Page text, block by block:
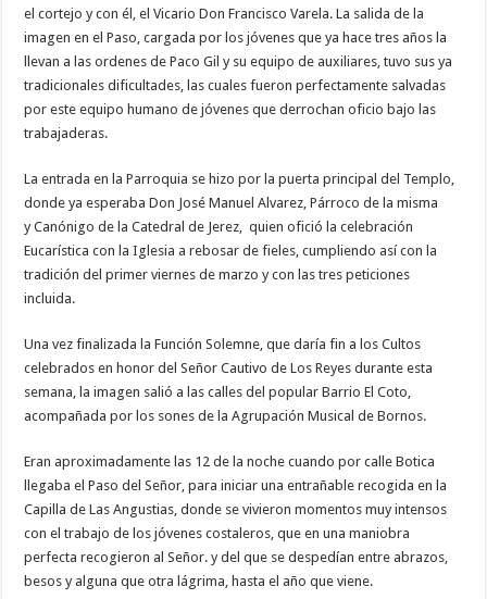
el cortejo y con él, el Vicario Don Francisco Varela. La salida de la
imagen en el Paso, cargada por los jóvenes que ya hace tres años la
llevan a las ordenes de Paco Gil y su equipo de auxiliares, tuvo sus ya
tradicionales dificultades, las cuales fueron perfectamente salvadas
por este equipo humano de jóvenes que derrochan oficio bajo las
trabajaderas.
La entrada en la Parroquia se hizo por la puerta principal del Templo,
donde ya esperaba Don José Manuel Alvarez, Párroco de la misma
y Canónigo de la Catedral de Jerez, quien ofició la celebración
Eucarística con la Iglesia a rebosar de fieles, cumpliendo así con la
tradición del primer viernes de marzo y con las tres peticiones
incluida.
Una vez finalizada la Función Solemne, que daría fin a los Cultos
celebrados en honor del Señor Cautivo de Los Reyes durante esta
semana, la imagen salió a las calles del popular Barrio El Coto,
acompañada por los sones de la Agrupación Musical de Bornos.
Eran aproximadamente las 12 de la noche cuando por calle Botica
llegaba el Paso del Señor, para iniciar una entrañable recogida en la
Capilla de Las Angustias, donde se vivieron momentos muy intensos
con el trabajo de los jóvenes costaleros, que en una maniobra
perfecta recogieron al Señor. y del que se despedían entre abrazos,
besos y alguna que otra lágrima, hasta el año que viene.